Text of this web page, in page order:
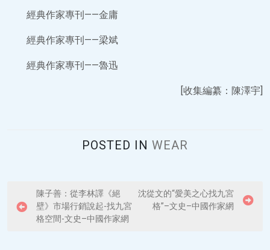
經典作家專刊——金庸
經典作家專刊——梁斌
經典作家專刊——魯迅
[收集編纂：陳澤宇]
POSTED IN WEAR
o
陳子善：從李林譯《絕
壁》市場行銷說起-找九宮
格空間-文史–中國作家網
沈從文的“愛美之心找九宮
格”–文史–中國作家網